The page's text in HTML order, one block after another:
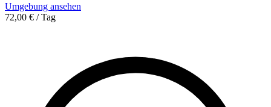
Umgebung ansehen
72,00 € / Tag